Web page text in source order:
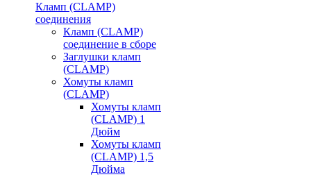
Кламп (CLAMP)
соединения
Кламп (CLAMP)
соединение в сборе
Заглушки кламп
(CLAMP)
Хомуты кламп
(CLAMP)
Хомуты кламп
(CLAMP) 1
Дюйм
Хомуты кламп
(CLAMP) 1,5
Дюйма